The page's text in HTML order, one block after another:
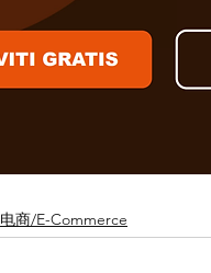
电商/E-Commerce